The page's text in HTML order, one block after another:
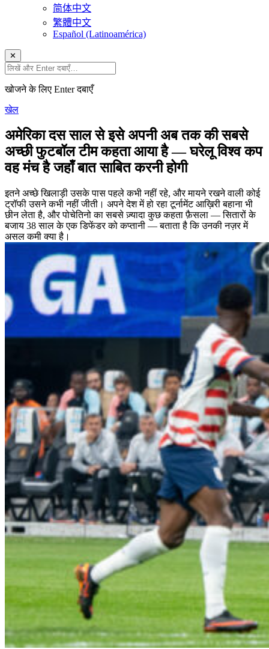
简体中文
繁體中文
Español (Latinoamérica)
✕
खोजने के लिए Enter दबाएँ
खेल
अमेरिका दस साल से इसे अपनी अब तक की सबसे
अच्छी फुटबॉल टीम कहता आया है — घरेलू विश्व कप
वह मंच है जहाँ बात साबित करनी होगी
इतने अच्छे खिलाड़ी उसके पास पहले कभी नहीं रहे, और मायने रखने वाली कोई
ट्रॉफी उसने कभी नहीं जीती। अपने देश में हो रहा टूर्नामेंट आख़िरी बहाना भी
छीन लेता है, और पोचेतिनो का सबसे ज़्यादा कुछ कहता फ़ैसला — सितारों के
बजाय 38 साल के एक डिफेंडर को कप्तानी — बताता है कि उनकी नज़र में
असल कमी क्या है।